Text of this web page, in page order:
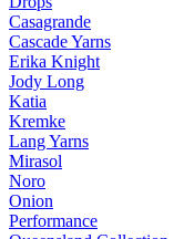
Casagrande
Cascade Yarns
Erika Knight
Jody Long
Katia
Kremke
Lang Yarns
Mirasol
Noro
Onion
Performance